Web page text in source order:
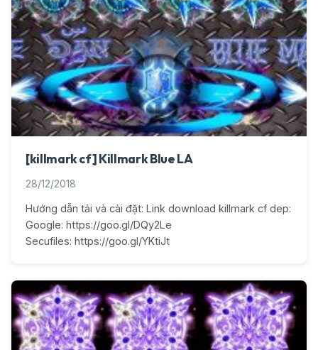
[killmark cf] Killmark Blue LA
28/12/2018
Hướng dẫn tải và cài đặt: Link download killmark cf dep:
Google: https://goo.gl/DQy2Le
Secufiles: https://goo.gl/YKtiJt